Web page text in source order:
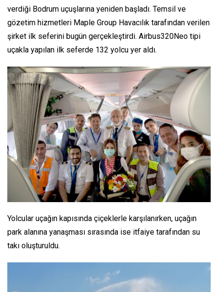
verdiği Bodrum uçuşlarına yeniden başladı. Temsil ve
gözetim hizmetleri Maple Group Havacılık tarafından verilen
şirket ilk seferini bugün gerçekleştirdi. Airbus320Neo tipi
uçakla yapılan ilk seferde 132 yolcu yer aldı.
Yolcular uçağın kapısında çiçeklerle karşılanırken, uçağın
park alanına yanaşması sırasında ise itfaiye tarafından su
takı oluşturuldu.